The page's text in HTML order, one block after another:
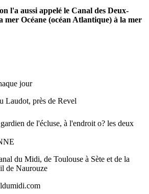
l'a aussi appelé le Canal des Deux-
mer Océane (océan Atlantique) à la mer
jour
Laudot, près de Revel
du Midi, de Toulouse à Sète et de la
de Naurouze